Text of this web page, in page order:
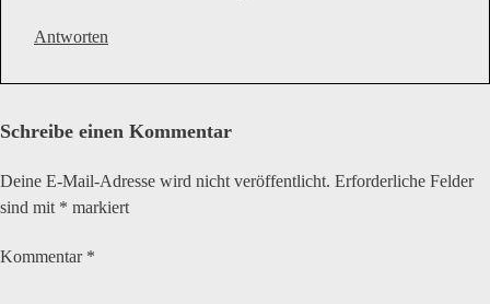
Antworten
Schreibe einen Kommentar
Deine E-Mail-Adresse wird nicht veröffentlicht. Erforderliche Felder
sind mit * markiert
Kommentar *